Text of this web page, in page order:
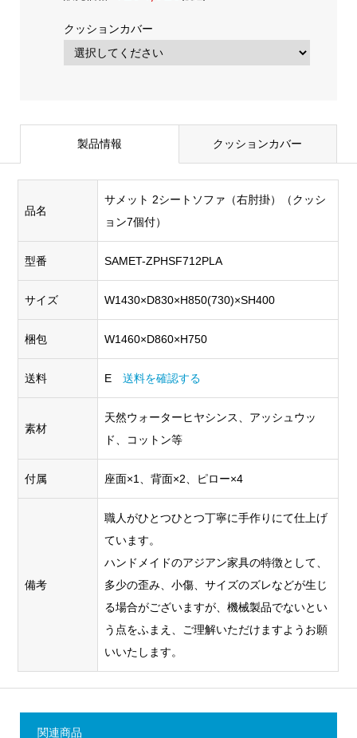
クッションカバー
製品情報 クッションカバー
品名
サメット 2シートソファ（右肘掛）（クッシ
ョン7個付）
型番 SAMET-ZPHSF712PLA
サイズ W1430×D830×H850(730)×SH400
梱包 W1460×D860×H750
送料 E送料を確認する
素材
天然ウォーターヒヤシンス、アッシュウッ
ド、コットン等
付属 座面×1、背面×2、ピロー×4
備考
職人がひとつひとつ丁寧に手作りにて仕上げ
ています。
ハンドメイドのアジアン家具の特徴として、
多少の歪み、小傷、サイズのズレなどが生じ
る場合がございますが、機械製品でないとい
う点をふまえ、ご理解いただけますようお願
いいたします。
関連商品